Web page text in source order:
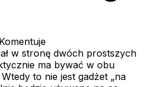
w stronę dwóch prostszych
ma bywać w obu
to nie jest gadżet „na